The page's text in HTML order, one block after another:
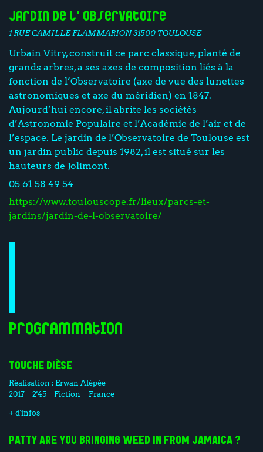
Jardin de l'Observatoire
1 RUE CAMILLE FLAMMARION 31500 TOULOUSE
Urbain Vitry, construit ce parc classique, planté de
grands arbres, a ses axes de composition liés à la
fonction de l’Observatoire (axe de vue des lunettes
astronomiques et axe du méridien) en 1847.
Aujourd’hui encore, il abrite les sociétés
d’Astronomie Populaire et l’Académie de l’air et de
l’espace. Le jardin de l’Observatoire de Toulouse est
un jardin public depuis 1982, il est situé sur les
hauteurs de Jolimont.
05 61 58 49 54
https://www.toulouscope.fr/lieux/parcs-et-
jardins/jardin-de-l-observatoire/
Programmation
TOUCHE DIÈSE
Réalisation : Erwan Alépée
2017
2'45 Fiction France
+ d'infos
PATTY ARE YOU BRINGING WEED IN FROM JAMAICA ?